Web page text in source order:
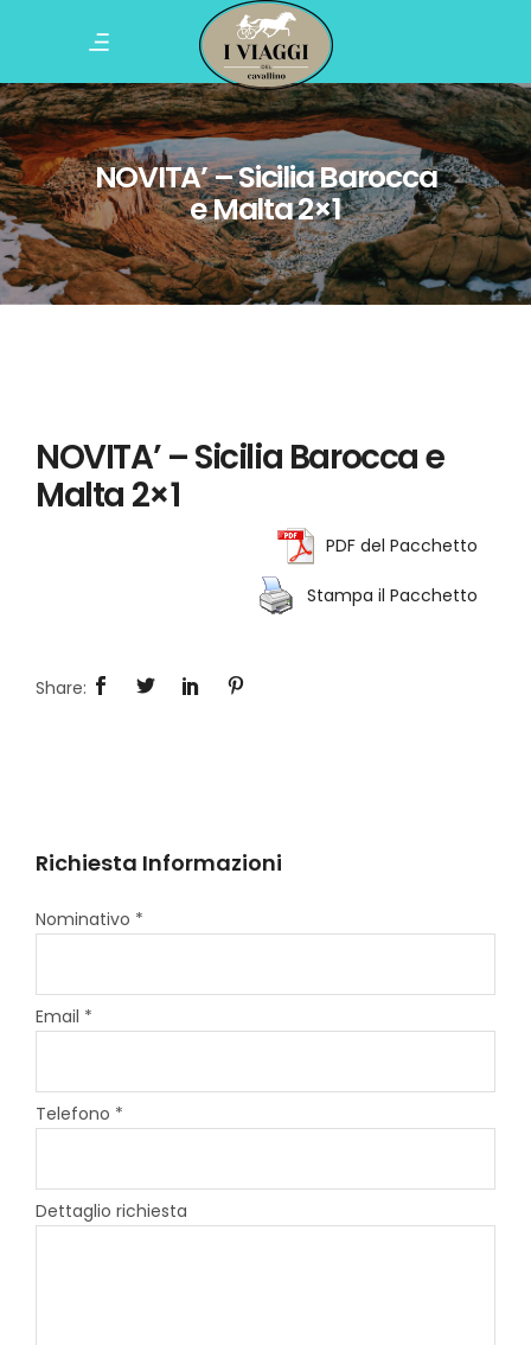
NOVITA’ – Sicilia Barocca
e Malta 2×1
NOVITA’ – Sicilia Barocca e
Malta 2×1
PDF del Pacchetto
Stampa il Pacchetto
Richiesta Informazioni
Nominativo *
Email *
Telefono *
Dettaglio richiesta